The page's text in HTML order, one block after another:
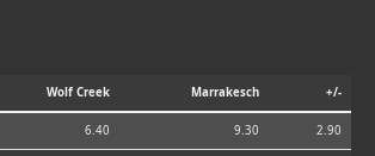
Wolf Creek Marrakesch +/-
6.40 9.30 2.90